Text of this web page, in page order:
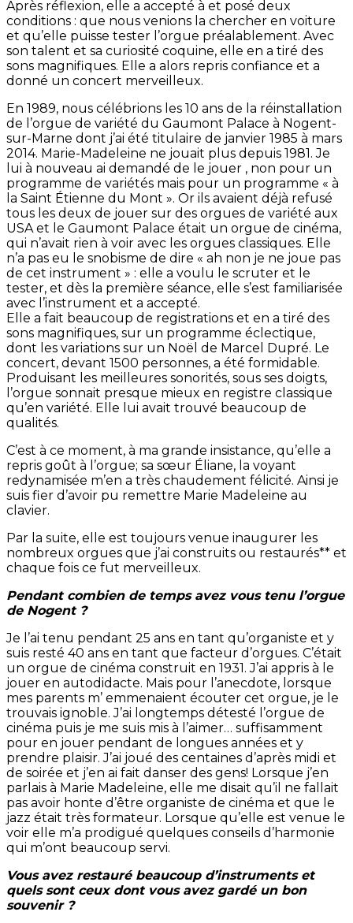
Après réflexion, elle a accepté à et posé deux
conditions : que nous venions la chercher en voiture
et qu’elle puisse tester l’orgue préalablement. Avec
son talent et sa curiosité coquine, elle en a tiré des
sons magnifiques. Elle a alors repris confiance et a
donné un concert merveilleux.
En 1989, nous célébrions les 10 ans de la réinstallation
de l’orgue de variété du Gaumont Palace à Nogent-
sur-Marne dont j’ai été titulaire de janvier 1985 à mars
2014. Marie-Madeleine ne jouait plus depuis 1981. Je
lui à nouveau ai demandé de le jouer , non pour un
programme de variétés mais pour un programme « à
la Saint Étienne du Mont ». Or ils avaient déjà refusé
tous les deux de jouer sur des orgues de variété aux
USA et le Gaumont Palace était un orgue de cinéma,
qui n’avait rien à voir avec les orgues classiques. Elle
n’a pas eu le snobisme de dire « ah non je ne joue pas
de cet instrument » : elle a voulu le scruter et le
tester, et dès la première séance, elle s’est familiarisée
avec l’instrument et a accepté.
Elle a fait beaucoup de registrations et en a tiré des
sons magnifiques, sur un programme éclectique,
dont les variations sur un Noël de Marcel Dupré. Le
concert, devant 1500 personnes, a été formidable.
Produisant les meilleures sonorités, sous ses doigts,
l’orgue sonnait presque mieux en registre classique
qu’en variété. Elle lui avait trouvé beaucoup de
qualités.
C’est à ce moment, à ma grande insistance, qu’elle a
repris goût à l’orgue; sa sœur Éliane, la voyant
redynamisée m’en a très chaudement félicité. Ainsi je
suis fier d’avoir pu remettre Marie Madeleine au
clavier.
Par la suite, elle est toujours venue inaugurer les
nombreux orgues que j’ai construits ou restaurés** et
chaque fois ce fut merveilleux.
Pendant combien de temps avez vous tenu l’orgue
de Nogent ?
Je l’ai tenu pendant 25 ans en tant qu’organiste et y
suis resté 40 ans en tant que facteur d’orgues. C’était
un orgue de cinéma construit en 1931. J’ai appris à le
jouer en autodidacte. Mais pour l’anecdote, lorsque
mes parents m’ emmenaient écouter cet orgue, je le
trouvais ignoble. J’ai longtemps détesté l’orgue de
cinéma puis je me suis mis à l’aimer… suffisamment
pour en jouer pendant de longues années et y
prendre plaisir. J’ai joué des centaines d’après midi et
de soirée et j’en ai fait danser des gens! Lorsque j’en
parlais à Marie Madeleine, elle me disait qu’il ne fallait
pas avoir honte d’être organiste de cinéma et que le
jazz était très formateur. Lorsque qu’elle est venue le
voir elle m’a prodigué quelques conseils d’harmonie
qui m’ont beaucoup servi.
Vous avez restauré beaucoup d’instruments et
quels sont ceux dont vous avez gardé un bon
souvenir ?